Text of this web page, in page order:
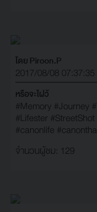
โดย Piroon.P
2017/08/08 07:37:35
หรือจะไฝว้
#Memory #Journey
#Lifester #StreetShot
#canonlife
จำนวนผู้ชม: 129